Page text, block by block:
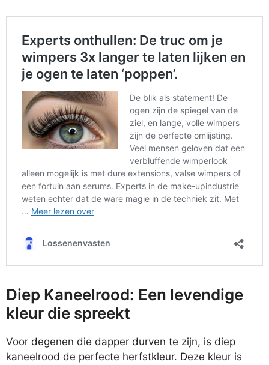
Diep Kaneelrood: Een levendige
kleur die spreekt
Voor degenen die dapper durven te zijn, is diep
kaneelrood de perfecte herfstkleur. Deze kleur is